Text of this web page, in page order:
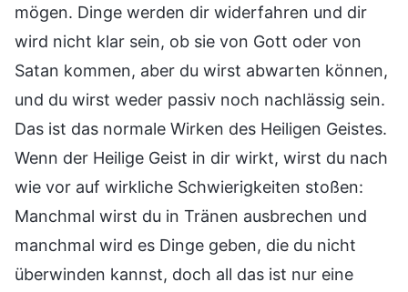
mögen. Dinge werden dir widerfahren und dir
wird nicht klar sein, ob sie von Gott oder von
Satan kommen, aber du wirst abwarten können,
und du wirst weder passiv noch nachlässig sein.
Das ist das normale Wirken des Heiligen Geistes.
Wenn der Heilige Geist in dir wirkt, wirst du nach
wie vor auf wirkliche Schwierigkeiten stoßen:
Manchmal wirst du in Tränen ausbrechen und
manchmal wird es Dinge geben, die du nicht
überwinden kannst, doch all das ist nur eine